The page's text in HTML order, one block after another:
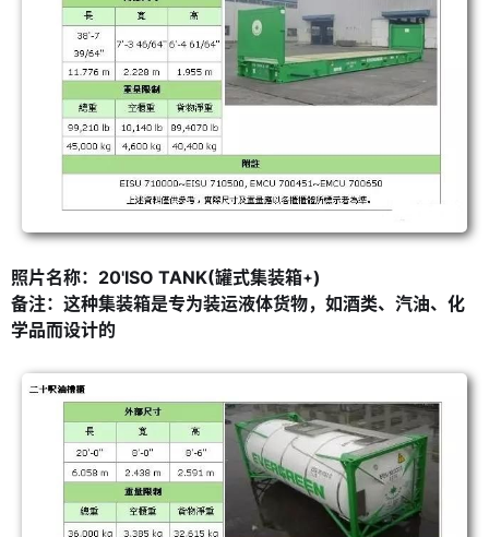
照片名称：20'ISO TANK(罐式集装箱 )
备注：这种集装箱是专为装运液体货物，如酒类、汽油、化
学品而设计的